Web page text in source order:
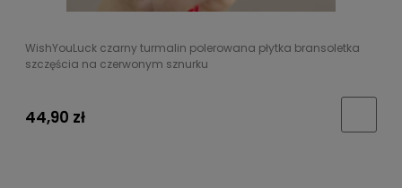
WishYouLuck czarny turmalin polerowana płytka bransoletka
szczęścia na czerwonym sznurku
44,90 zł